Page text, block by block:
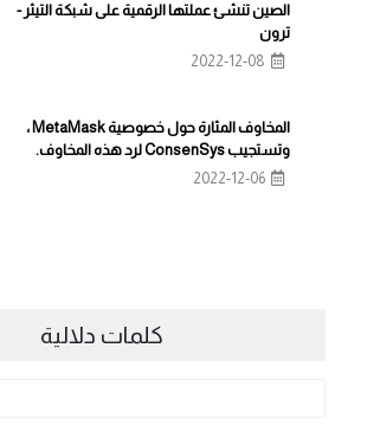
الصين تنشئ عملتها الرقمية على شبكة التيثر -
ترون
2022-12-08
المخاوف المثارة حول خصوصية MetaMask ،
وتستجيب ConsenSys لرد هذه المخاوف.
2022-12-06
كلمات دلالية